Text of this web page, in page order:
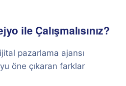
ile Çalışmalısınız?
pazarlama ajansı
öne çıkaran farklar